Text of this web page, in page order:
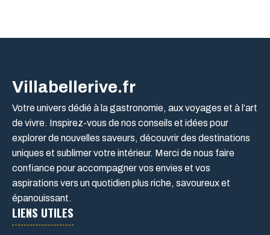
Villabellerive.fr
Votre univers dédié à la gastronomie, aux voyages et à l’art
de vivre. Inspirez-vous de nos conseils et idées pour
explorer de nouvelles saveurs, découvrir des destinations
uniques et sublimer votre intérieur. Merci de nous faire
confiance pour accompagner vos envies et vos
aspirations vers un quotidien plus riche, savoureux et
épanouissant.
LIENS UTILES